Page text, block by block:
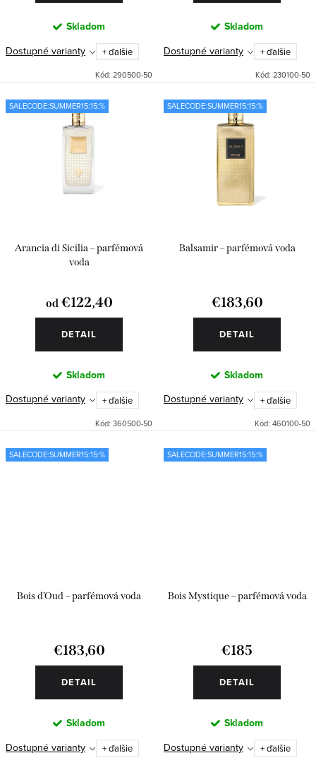
Skladom
Dostupné varianty
+ ďalšie
Kód: 290500-50
Skladom
Dostupné varianty
+ ďalšie
Kód: 230100-50
SALECODE:SUMMER15:15:%
Arancia di Sicilia – parfémová
voda
od €122,40
DETAIL
Skladom
Dostupné varianty
+ ďalšie
Kód: 360500-50
SALECODE:SUMMER15:15:%
Balsamir – parfémová voda
€183,60
DETAIL
Skladom
Dostupné varianty
+ ďalšie
Kód: 460100-50
SALECODE:SUMMER15:15:%
Bois d’Oud – parfémová voda
€183,60
DETAIL
Skladom
Dostupné varianty
+ ďalšie
SALECODE:SUMMER15:15:%
Bois Mystique – parfémová voda
€185
DETAIL
Skladom
Dostupné varianty
+ ďalšie